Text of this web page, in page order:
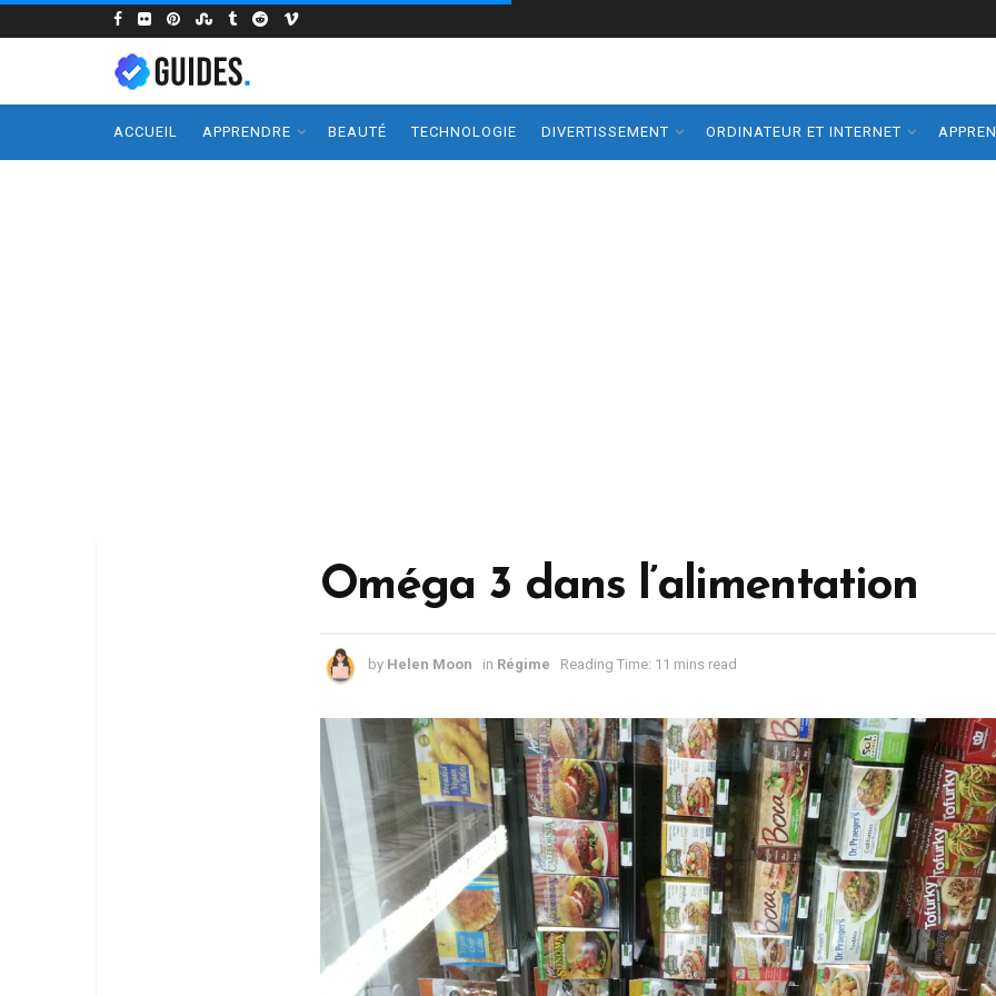
ACCUEIL APPRENDRE BEAUTÉ TECHNOLOGIE DIVERTISSEMENT ORDINATEUR ET INTERNET
Oméga 3 dans l’alimentation
by Helen Moon in Régime Reading Time: 11 mins read